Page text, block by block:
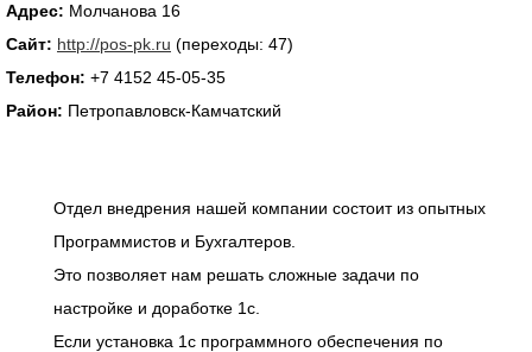
Адрес: Молчанова 16
Сайт: http://pos-pk.ru (переходы: 47)
Телефон: +7 4152 45-05-35
Район: Петропавловск-Камчатский
Отдел внедрения нашей компании состоит из опытных
Программистов и Бухгалтеров.
Это позволяет нам решать сложные задачи по
настройке и доработке 1с.
Если установка 1с программного обеспечения по